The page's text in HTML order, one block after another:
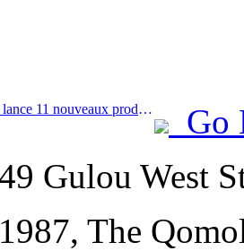
Prev:South Railway lance 11 nouveaux produits de billets pour promouvoir le développement intégré des transports et du tourisme dans les provinces du Fujian et du Jiangxi
Go
Gulou West
The